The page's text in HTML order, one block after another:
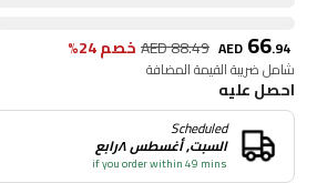
AED 66.94
AED88.49 خصم 24%
شامل ضريبة القيمة المضافة
احصل عليه
Scheduled
السبت, أغسطس ٨رابع
if you order within 49 mins